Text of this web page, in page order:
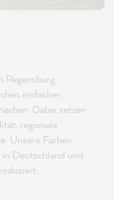
Regensburg
einfacher,
Dabei setzen
regionale
Unsere Farben,
Deutschland und